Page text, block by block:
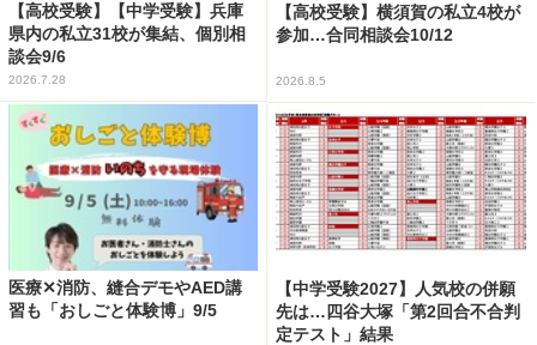
【高校受験】【中学受験】兵庫
県内の私立31校が集結、個別相
談会9/6
2026.7.28
【高校受験】横須賀の私立4校が
参加…合同相談会10/12
2026.8.5
医療✕消防、縫合デモやAED講
習も「おしごと体験博」9/5
【中学受験2027】人気校の併願
先は…四谷大塚「第2回合不合判
定テスト」結果